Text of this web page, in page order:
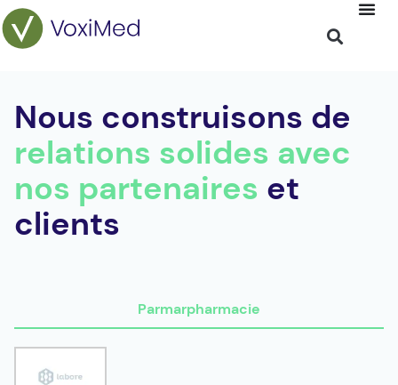
Nous construisons de
relations solides avec
nos partenaires et
clients
Parmarpharmacie